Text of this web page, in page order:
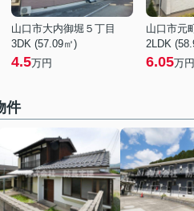
山口市大内御堀５丁目
3DK (57.09㎡)
4.5万円
山口市元
2LDK
6.05万円
件